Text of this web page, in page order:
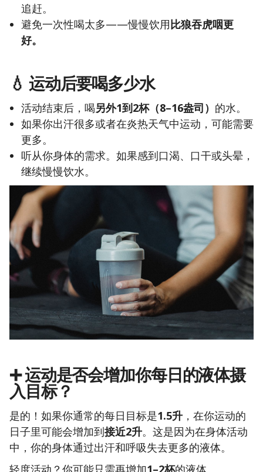
追赶。
避免一次性喝太多——慢慢饮用比狼吞虎咽更
好。
💧 运动后要喝多少水
活动结束后，喝另外1到2杯（8–16盎司） 的水。
如果你出汗很多或者在炎热天气中运动，可能需要
更多。
听从你身体的需求。如果感到口渴、口干或头晕，
继续慢慢饮水。
➕ 运动是否会增加你每日的液体摄
入目标？
是的！如果你通常的每日目标是1.5升 ，在你运动的
日子里可能会增加到接近2升。这是因为在身体活动
中，你的身体通过出汗和呼吸失去更多的液体。
轻度活动？你可能只需再增加1–2杯的液体。